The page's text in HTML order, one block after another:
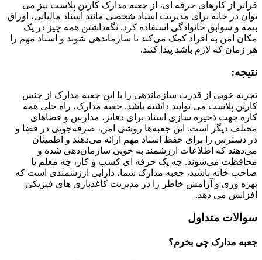
فراتر از کارهای حرفه ای، از جعبه مدارک کارتن پلاست نیز می
توان در خانه برای مدیریت اسناد شخصی مانند اسناد مالیاتی، اوراق
بیمه و سوابق خانوادگی استفاده کرد. نگه‌داشتن همه چیز در یک
مکان امن به افراد کمک می‌کند تا سازماندهی شوند و اسناد مهم را
هر زمان که لازم باشد پیدا کنند.
نتیجه:
تجربه خوبی از قدرت سازماندهی را با این جعبه مدارک از جنس
کارتن پلاست می توانید داشته باشد. جعبه مدارک، راه حلی همه
کاره جهت ذخیره سازی اسناد برای دفاتر، مدارس و فضاهای
مختلف دیگر است. این جعبه‌ها روشی امن، صرفه‌جویی در فضا و
در دسترس را برای حفظ اسناد مهم ارائه می‌دهند و اطمینان
می‌دهند که اطلاعات ارزشمند به خوبی سازمان‌دهی شده و
محافظت می‌شوند. چه یک حرفه ای کسب و کار، چه معلم یا
صاحب خانه باشید، جعبه مدارک شما، دارایی ارزشمندی است که
بهره وری و آرامش خاطر را در مدیریت کاغذبازی های فیزیکی
افزایش می دهد.
سوالات متداول
جعبه مدارک چی بخرم؟